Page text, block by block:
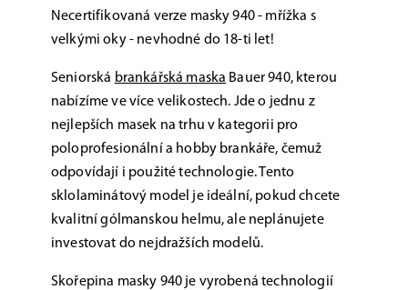
Necertifikovaná verze masky 940 - mřížka s
velkými oky - nevhodné do 18-ti let!
Seniorská brankářská maska Bauer 940, kterou
nabízíme ve více velikostech. Jde o jednu z
nejlepších masek na trhu v kategorii pro
poloprofesionální a hobby brankáře, čemuž
odpovídají i použité technologie. Tento
sklolaminátový model je ideální, pokud chcete
kvalitní gólmanskou helmu, ale neplánujete
investovat do nejdražších modelů.
Skořepina masky 940 je vyrobená technologií